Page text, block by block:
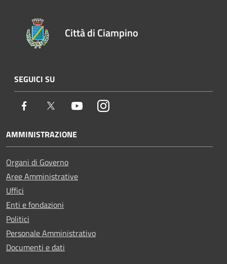
Città di Ciampino
SEGUICI SU
Facebook Twitter YoutubeInstagram
AMMINISTRAZIONE
Organi di Governo
Aree Amministrative
Uffici
Enti e fondazioni
Politici
Personale Amministrativo
Documenti e dati